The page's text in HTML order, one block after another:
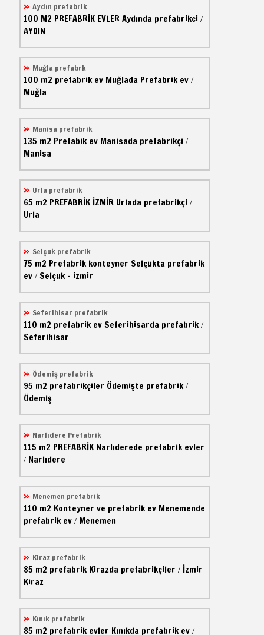
Aydın prefabrik
100 M2 PREFABRİK EVLERAydında prefabrikci /
AYDIN
Muğla prefabrk
100 m2 prefabrik ev Muğlada Prefabrik ev/
Muğla
Manisa prefabrik
135 m2 Prefabik ev Manisada prefabrikçi /
Manisa
Urla prefabrik
65 m2 PREFABRİK İZMİR Urlada prefabrikçi /
Urla
Selçuk prefabrik
75 m2 Prefabrik konteyner Selçukta prefabrik
ev/ Selçuk - izmir
Seferihisar prefabrik
110 m2 prefabrik ev Seferihisarda prefabrik/
Seferihisar
Ödemiş prefabrik
95 m2 prefabrikçiler Ödemişte prefabrik/
Ödemiş
Narlıdere Prefabrik
115 m2 PREFABRİK Narlıderede prefabrik evler
/ Narlıdere
Menemen prefabrik
110 m2 Konteyner ve prefabrik ev Menemende
prefabrik ev/ Menemen
Kiraz prefabrik
85 m2 prefabrik Kirazda prefabrikçiler / İzmir
Kiraz
Kınık prefabrik
85 m2 prefabrik evler Kınıkda prefabrik ev/